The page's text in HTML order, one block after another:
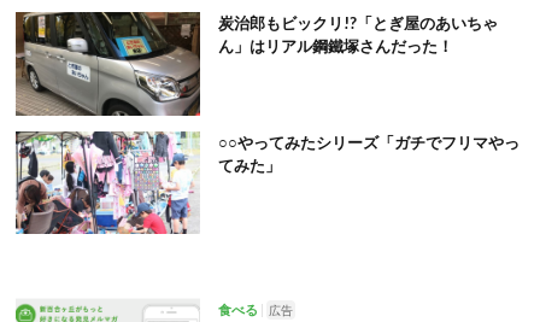
炭治郎もビックリ!?「とぎ屋のあいちゃ
ん」はリアル鋼鐵塚さんだった！
○○やってみたシリーズ「ガチでフリマやっ
てみた」
食べる 広告